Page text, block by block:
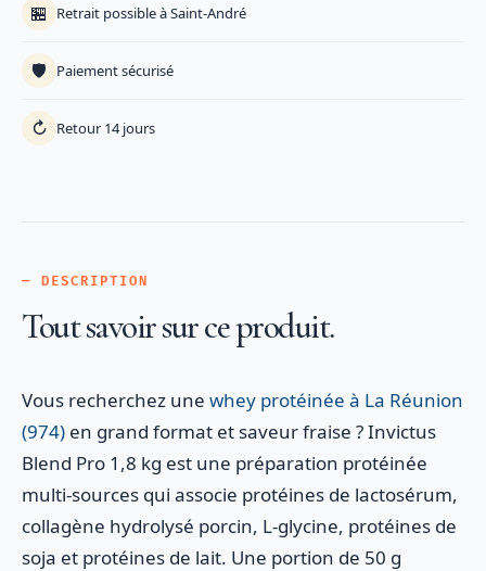
🏪 Retrait possible à Saint-André
🛡️ Paiement sécurisé
↻ Retour 14 jours
— DESCRIPTION
Tout savoir sur ce produit.
Vous recherchez une whey protéinée à La Réunion
(974) en grand format et saveur fraise ? Invictus
Blend Pro 1,8 kg est une préparation protéinée
multi-sources qui associe protéines de lactosérum,
collagène hydrolysé porcin, L-glycine, protéines de
soja et protéines de lait. Une portion de 50 g